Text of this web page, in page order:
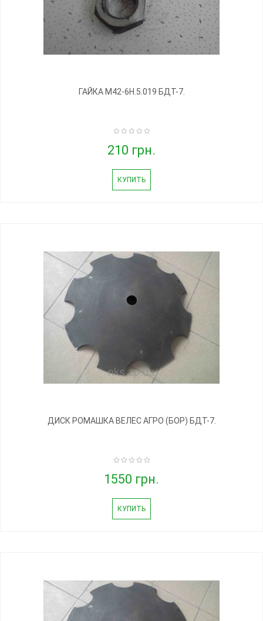
ГАЙКА М42-6Н.5.019 БДТ-7.
210 грн.
КУПИТЬ
ДИСК РОМАШКА ВЕЛЕС АГРО (БОР) БДТ-7.
1550 грн.
КУПИТЬ